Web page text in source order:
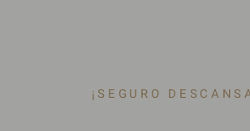
¡SEGURO